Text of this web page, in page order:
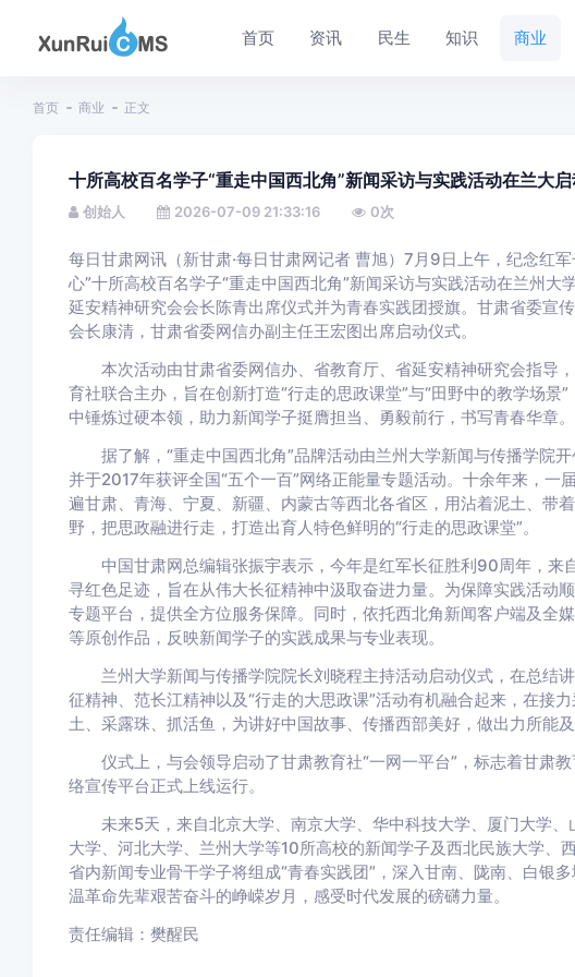
首页 资讯 民生 知识 商业
首页 商业 正文
十所高校百名学子“重走中国西北角”新闻采访与实践活动在兰大
创始人 2026-07-09 21:33:16 0次
每日甘肃网讯（新甘肃·每日甘肃网记者 曹旭）7月9日上午，纪念红
心”十所高校百名学子“重走中国西北角”新闻采访与实践活动在兰州
延安精神研究会会长陈青出席仪式并为青春实践团授旗。甘肃省委宣
会长康清，甘肃省委网信办副主任王宏图出席启动仪式。
本次活动由甘肃省委网信办、省教育厅、省延安精神研究会指导
育社联合主办，旨在创新打造“行走的思政课堂”与“田野中的教学场景
中锤炼过硬本领，助力新闻学子挺膺担当、勇毅前行，书写青春华章。
据了解，“重走中国西北角”品牌活动由兰州大学新闻与传播学院开
并于2017年获评全国“五个一百”网络正能量专题活动。十余年来，一
遍甘肃、青海、宁夏、新疆、内蒙古等西北各省区，用沾着泥土、带
野，把思政融进行走，打造出育人特色鲜明的“行走的思政课堂”。
中国甘肃网总编辑张振宇表示，今年是红军长征胜利90周年，来
寻红色足迹，旨在从伟大长征精神中汲取奋进力量。为保障实践活动
专题平台，提供全方位服务保障。同时，依托西北角新闻客户端及全
等原创作品，反映新闻学子的实践成果与专业表现。
兰州大学新闻与传播学院院长刘晓程主持活动启动仪式，在总结
征精神、范长江精神以及“行走的大思政课”活动有机融合起来，在接
土、采露珠、抓活鱼，为讲好中国故事、传播西部美好，做出力所能及
仪式上，与会领导启动了甘肃教育社“一网一平台”，标志着甘肃教
络宣传平台正式上线运行。
未来5天，来自北京大学、南京大学、华中科技大学、厦门大学、
大学、河北大学、兰州大学等10所高校的新闻学子及西北民族大学、
省内新闻专业骨干学子将组成“青春实践团”，深入甘南、陇南、白银
温革命先辈艰苦奋斗的峥嵘岁月，感受时代发展的磅礴力量。
责任编辑：樊醒民